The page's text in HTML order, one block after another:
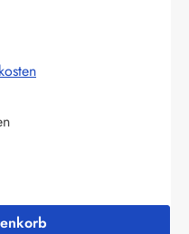
gewünschten